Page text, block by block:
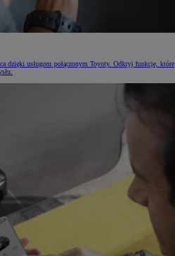
dzięki usługom połączonym Toyoty. Odkryj funkcje, które